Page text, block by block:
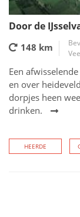
Door de
148 km
Een
en over
dorpjes heen
drinken.
HEERDE